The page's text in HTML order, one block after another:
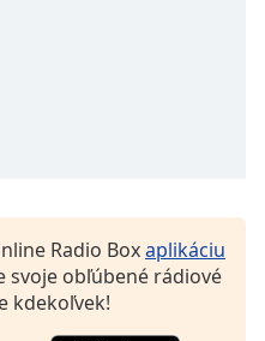
Radio Boxaplikáciu
svoje obľúbené rádiové
kdekoľvek!